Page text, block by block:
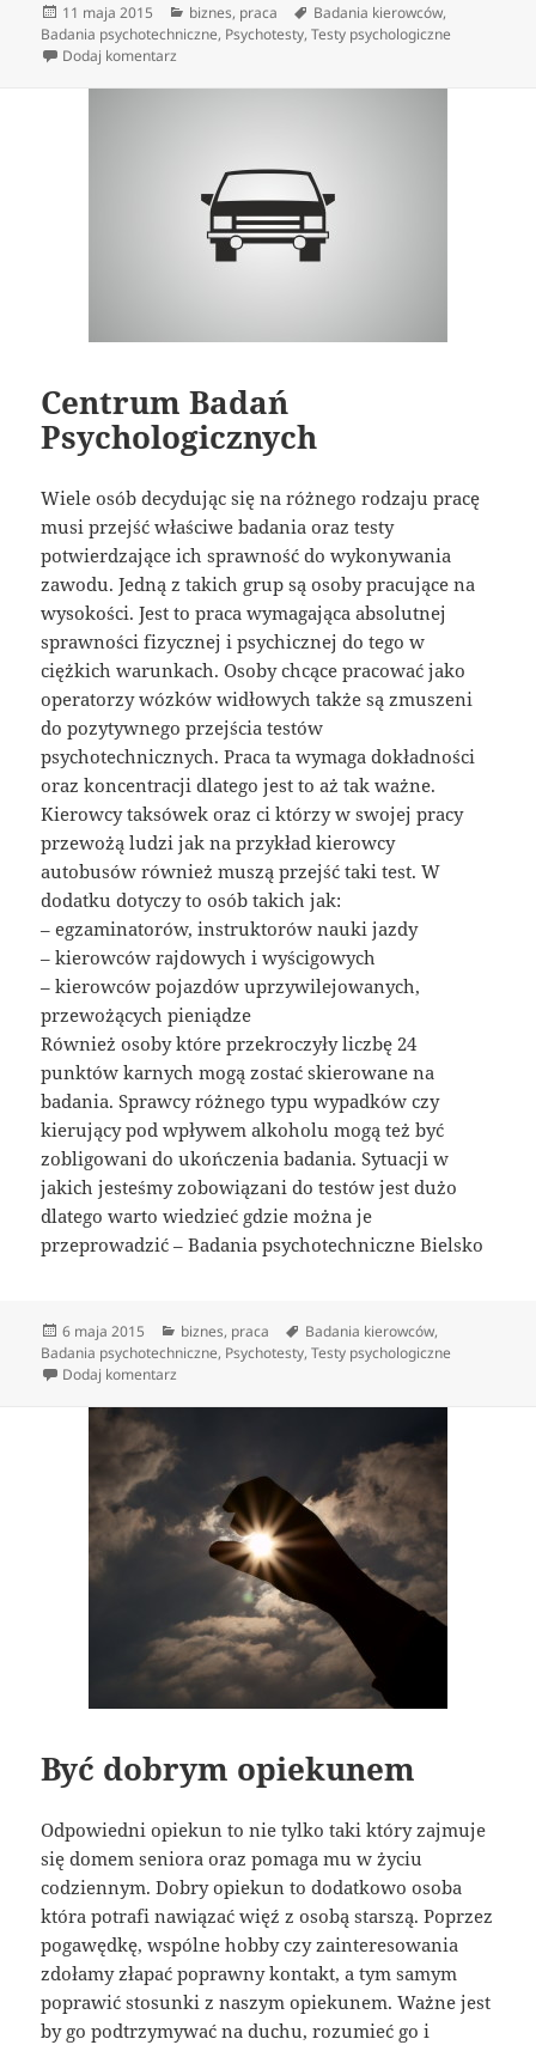
Data
publikacji
11 maja 2015 Kategorie
biznes, praca Tagi
Badania kierowców,
Badania psychotechniczne, Psychotesty,Testy psychologiczne
Dodaj komentarz
Centrum Badań
Psychologicznych
Wiele osób decydując się na różnego rodzaju pracę
musi przejść właściwe badania oraz testy
potwierdzające ich sprawność do wykonywania
zawodu. Jedną z takich grup są osoby pracujące na
wysokości. Jest to praca wymagająca absolutnej
sprawności fizycznej i psychicznej do tego w
ciężkich warunkach. Osoby chcące pracować jako
operatorzy wózków widłowych także są zmuszeni
do pozytywnego przejścia testów
psychotechnicznych. Praca ta wymaga dokładności
oraz koncentracji dlatego jest to aż tak ważne.
Kierowcy taksówek oraz ci którzy w swojej pracy
przewożą ludzi jak na przykład kierowcy
autobusów również muszą przejść taki test. W
dodatku dotyczy to osób takich jak:
– egzaminatorów, instruktorów nauki jazdy
– kierowców rajdowych i wyścigowych
– kierowców pojazdów uprzywilejowanych,
przewożących pieniądze
Również osoby które przekroczyły liczbę 24
punktów karnych mogą zostać skierowane na
badania. Sprawcy różnego typu wypadków czy
kierujący pod wpływem alkoholu mogą też być
zobligowani do ukończenia badania. Sytuacji w
jakich jesteśmy zobowiązani do testów jest dużo
dlatego warto wiedzieć gdzie można je
przeprowadzić – Badania psychotechniczne Bielsko
Data
publikacji
6 maja 2015 Kategorie
biznes, praca Tagi
Badania kierowców,
Badania psychotechniczne, Psychotesty,Testy psychologiczne
Dodaj komentarz
Być dobrym opiekunem
Odpowiedni opiekun to nie tylko taki który zajmuje
się domem seniora oraz pomaga mu w życiu
codziennym. Dobry opiekun to dodatkowo osoba
która potrafi nawiązać więź z osobą starszą. Poprzez
pogawędkę, wspólne hobby czy zainteresowania
zdołamy złapać poprawny kontakt, a tym samym
poprawić stosunki z naszym opiekunem. Ważne jest
by go podtrzymywać na duchu, rozumieć go i